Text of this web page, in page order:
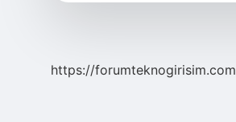
https://forumteknogirisim.com